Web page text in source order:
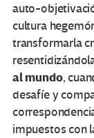
auto-
cultura
transformarla
al mundo,
desafíe y
impuestos con